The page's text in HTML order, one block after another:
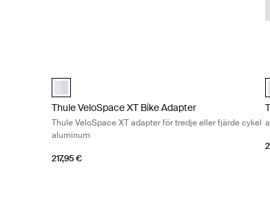
(selected)Thule VeloSpace XT Bike Adapter Aluminium
Thule VeloSpace XT Bike Adapter
Thule VeloSpace XT adapter för tredje eller fjärde cykel
aluminum
217,95 €